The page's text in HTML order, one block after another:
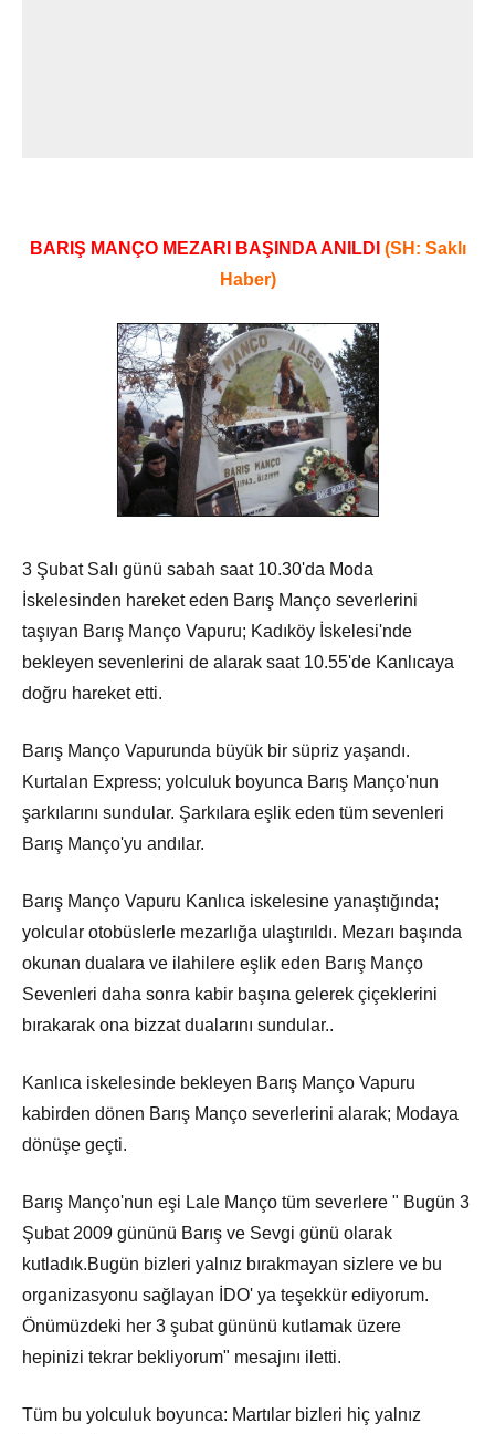
BARIŞ MANÇO MEZARI BAŞINDA ANILDI (SH: Saklı
Haber)
3 Şubat Salı günü sabah saat 10.30'da Moda
İskelesinden hareket eden Barış Manço severlerini
taşıyan Barış Manço Vapuru; Kadıköy İskelesi'nde
bekleyen sevenlerini de alarak saat 10.55'de Kanlıcaya
doğru hareket etti.
Barış Manço Vapurunda büyük bir süpriz yaşandı.
Kurtalan Express; yolculuk boyunca Barış Manço'nun
şarkılarını sundular. Şarkılara eşlik eden tüm sevenleri
Barış Manço'yu andılar.
Barış Manço Vapuru Kanlıca iskelesine yanaştığında;
yolcular otobüslerle mezarlığa ulaştırıldı. Mezarı başında
okunan dualara ve ilahilere eşlik eden Barış Manço
Sevenleri daha sonra kabir başına gelerek çiçeklerini
bırakarak ona bizzat dualarını sundular..
Kanlıca iskelesinde bekleyen Barış Manço Vapuru
kabirden dönen Barış Manço severlerini alarak; Modaya
dönüşe geçti.
Barış Manço'nun eşi Lale Manço tüm severlere " Bugün 3
Şubat 2009 gününü Barış ve Sevgi günü olarak
kutladık.Bugün bizleri yalnız bırakmayan sizlere ve bu
organizasyonu sağlayan İDO' ya teşekkür ediyorum.
Önümüzdeki her 3 şubat gününü kutlamak üzere
hepinizi tekrar bekliyorum" mesajını iletti.
Tüm bu yolculuk boyunca: Martılar bizleri hiç yalnız